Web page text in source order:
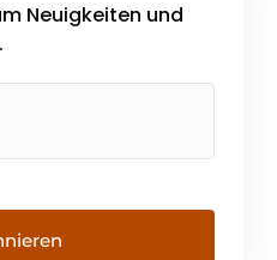
Neuigkeiten und